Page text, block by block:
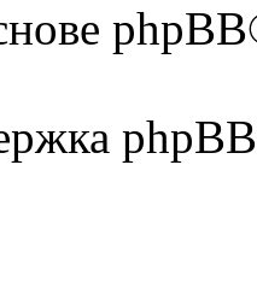
phpBB